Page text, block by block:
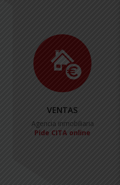
VENTAS
Agencia inmobiliaria
Pide CITA online